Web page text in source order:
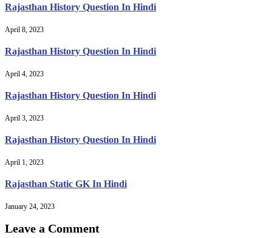
Rajasthan History Question In Hindi
April 8, 2023
Rajasthan History Question In Hindi
April 4, 2023
Rajasthan History Question In Hindi
April 3, 2023
Rajasthan History Question In Hindi
April 1, 2023
Rajasthan Static GK In Hindi
January 24, 2023
Leave a Comment